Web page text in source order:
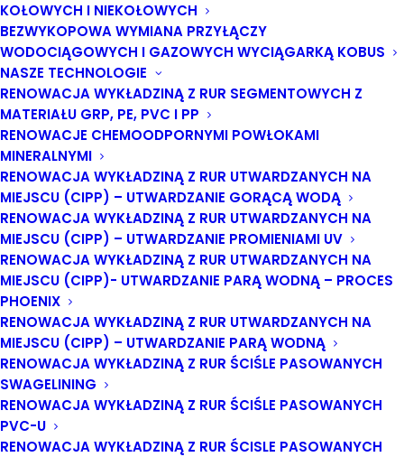
KOŁOWYCH I NIEKOŁOWYCH
BEZWYKOPOWA WYMIANA PRZYŁĄCZY
WODOCIĄGOWYCH I GAZOWYCH WYCIĄGARKĄ KOBUS
NASZE TECHNOLOGIE
RENOWACJA WYKŁADZINĄ Z RUR SEGMENTOWYCH Z
MATERIAŁU GRP, PE, PVC I PP
RENOWACJE CHEMOODPORNYMI POWŁOKAMI
MINERALNYMI
RENOWACJA WYKŁADZINĄ Z RUR UTWARDZANYCH NA
MIEJSCU (CIPP) – UTWARDZANIE GORĄCĄ WODĄ
RENOWACJA WYKŁADZINĄ Z RUR UTWARDZANYCH NA
MIEJSCU (CIPP) – UTWARDZANIE PROMIENIAMI UV
RENOWACJA WYKŁADZINĄ Z RUR UTWARDZANYCH NA
MIEJSCU (CIPP)- UTWARDZANIE PARĄ WODNĄ – PROCES
PHOENIX
RENOWACJA WYKŁADZINĄ Z RUR UTWARDZANYCH NA
MIEJSCU (CIPP) – UTWARDZANIE PARĄ WODNĄ
RENOWACJA WYKŁADZINĄ Z RUR ŚCIŚLE PASOWANYCH
SWAGELINING
RENOWACJA WYKŁADZINĄ Z RUR ŚCIŚLE PASOWANYCH
PVC-U
RENOWACJA WYKŁADZINĄ Z RUR ŚCISLE PASOWANYCH
Technologia CIPP (ang. Cured in Place Pipe) to
jedno z najpopularniejszych obecnie rozwiązań do
odnowy rurociągów i metoda o olbrzymim
potencjale rozwojowym, stale unowocześniana i
dopracowywana. By branża renowacyjna w pełni
mogła korzystać z jej możliwości, potrzebuje
platformy wymiany doświadczeń pomiędzy
wykonawcami, inwestorami oraz producentami.
Taką rolę od kilku lat pełni Konferencja CIPP
„Renowacja Wykładzinami (Rękawami)
Utwardzanymi na Miejscu”.
Podczas Konferencji odbędą się wykłady
ekspertów, panele dyskusyjne oraz wystawa
branżowa. Poruszone zostaną wszystkie wątki,
dotyczące zastosowań technologii CIPP:
projektowy, techniczny, finansowy, prawny i
koncepcyjny. Zagadnienia sesji panelowych będą
dotyczyć: